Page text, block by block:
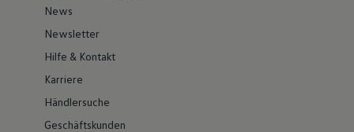
News
Newsletter
Hilfe & Kontakt
Karriere
Händlersuche
Geschäftskunden